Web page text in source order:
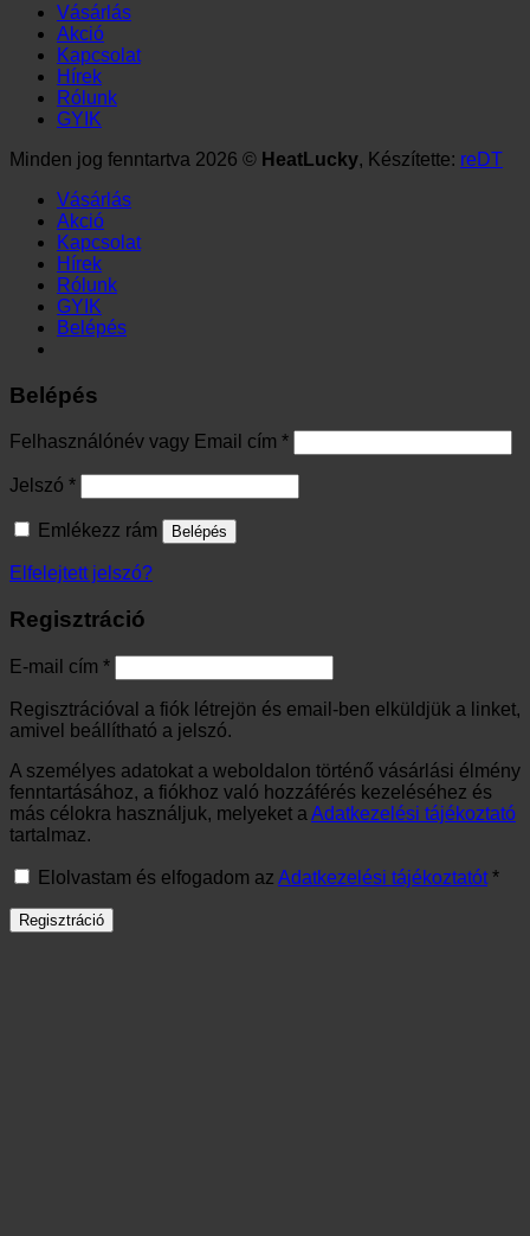
Vásárlás
Akció
Kapcsolat
Hírek
Rólunk
GYIK
Minden jog fenntartva 2026 © HeatLucky, Készítette: reDT
Vásárlás
Akció
Kapcsolat
Hírek
Rólunk
GYIK
Belépés
Belépés
Felhasználónév vagy Email cím *Kötelező
Jelszó *Kötelező
Emlékezz rám Belépés
Elfelejtett jelszó?
Regisztráció
E-mail cím *Kötelező
Regisztrációval a fiók létrejön és email-ben elküldjük a linket,
amivel beállítható a jelszó.
A személyes adatokat a weboldalon történő vásárlási élmény
fenntartásához, a fiókhoz való hozzáférés kezeléséhez és
más célokra használjuk, melyeket a Adatkezelési tájékoztató
tartalmaz.
Elolvastam és elfogadom az Adatkezelési tájékoztatót *
Regisztráció